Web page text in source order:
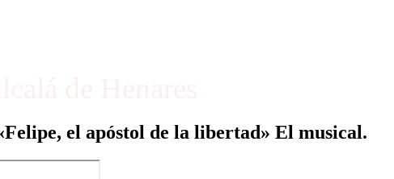
el apóstol de la libertad» El musical.